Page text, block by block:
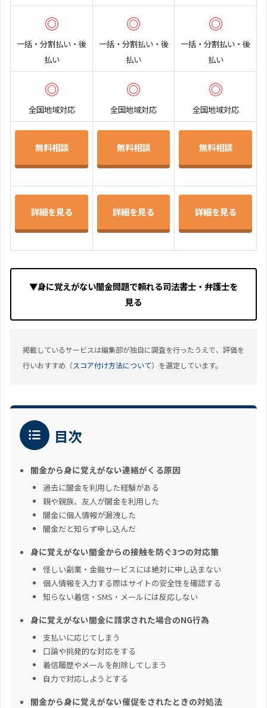
◎
一括・分割払い・後
払い
◎
一括・分割払い・後
払い
◎
一括・分割払い・後
払い
◎
全国地域対応
◎
全国地域対応
◎
全国地域対応
無料相談 無料相談 無料相談
詳細を見る 詳細を見る 詳細を見る
▼身に覚えがない闇金問題で頼れる司法書士・弁護士を
見る
掲載しているサービスは編集部が独自に調査を行ったうえで、評価を
行いおすすめ（スコア付け方法について）を選定しています。
目次
闇金から身に覚えがない連絡がくる原因
過去に闇金を利用した経験がある
親や親族、友人が闇金を利用した
闇金に個人情報が漏洩した
闇金だと知らず申し込んだ
身に覚えがない闇金からの接触を防ぐ3つの対応策
怪しい副業・金融サービスには絶対に申し込まない
個人情報を入力する際はサイトの安全性を確認する
知らない着信・SMS・メールには反応しない
身に覚えがない闇金に請求された場合のNG行為
支払いに応じてしまう
口論や挑発的な対応をする
着信履歴やメールを削除してしまう
自力で対応しようとする
闇金から身に覚えがない催促をされたときの対処法